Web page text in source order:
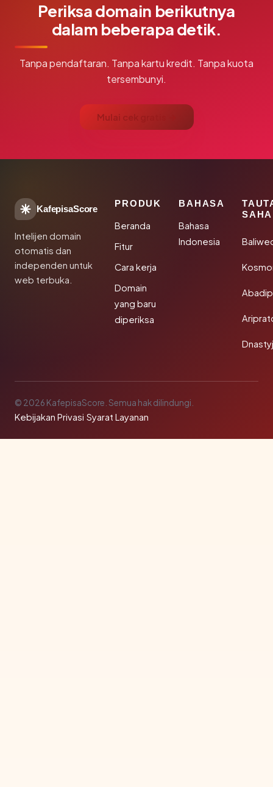
Periksa domain berikutnya
dalam beberapa detik.
Tanpa pendaftaran. Tanpa kartu kredit. Tanpa kuota
tersembunyi.
Mulai cek gratis →
KafepisaScore
Intelijen domain
otomatis dan
independen untuk
web terbuka.
PRODUK
Beranda
Fitur
Cara kerja
Domain
yang baru
diperiksa
BAHASA
Bahasa
Indonesia
© 2026 KafepisaScore. Semua hak dilindungi.
Kebijakan Privasi·Syarat Layanan